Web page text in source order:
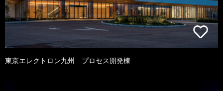
東京エレクトロン九州 プロセス開発棟